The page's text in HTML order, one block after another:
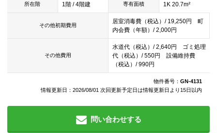
所在階 1階 / 4階建 専有面積 1K 20.7m²
その他初期費用
居室消毒費（税込）/ 19,250円 町
内会費（年額）/ 2,000円
その他費用
水道代（税込）/ 2,640円 ゴミ処理
代（税込）/ 550円 設備維持費
（税込）/ 990円
物件番号： GN-4131
情報更新日：2026/08/01 次回更新予定日は情報更新日より15日以内
問い合わせする